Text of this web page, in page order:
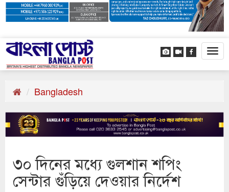
Bangladesh
৩০ দিনের মধ্যে গুলশান শপিং
সেন্টার গুঁড়িয়ে দেওয়ার নির্দেশ